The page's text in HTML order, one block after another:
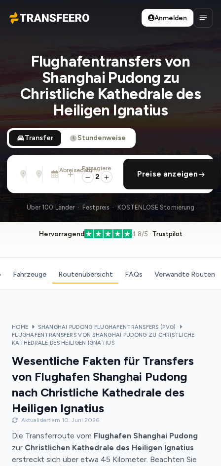
Transfeero
Anmelden
Flughafentransfers von
Shanghai Pudong zu
Christliche Kathedrale des
Heiligen Ignatius
Transfer Stundenweise
Von
Adresse, Flughafen, Hotel, ...
Nach
Adresse, Flughafen, Hotel, ...
Abreisedatum
Di., 11. Aug. · 13:45
rückfahrt hinzufügen
Passagiere
2 Preise anzeigen
Über 100 Länder · Festpreis · KOSTENLOSE Stornierung
Hervorragend 4.8/5 · Trustpilot
Fahrzeuge Routenübersicht FAQs Verwandte Routen
HOME
SHANGHAI PUDONG FLUGHAFENTRANSFERS (PVG)
FLUGHAFENTRANSFERS VON SHANGHAI PUDONG ZU CHRISTLICHE
KATHEDRALE DES HEILIGEN IGNATIUS
Wesentliche Fakten für Transfers
von Flughafen Shanghai Pudong
nach Christliche Kathedrale des
Heiligen Ignatius
Aktualisiert am 10. Juni 2026
Die Transferroute vom Flughafen Shanghai Pudong
zur Christlichen Kathedrale des Heiligen Ignatius
erstreckt sich über etwa 45 Kilometer. Beachten Sie